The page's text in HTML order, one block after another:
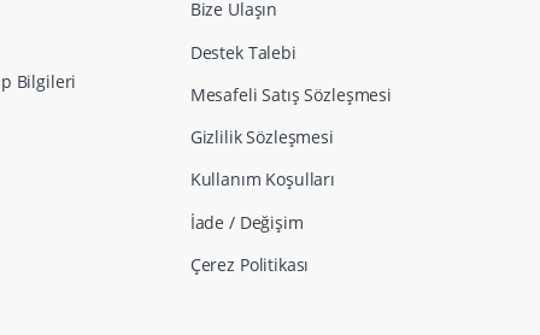
Bilgileri
Bize Ulaşın
Destek Talebi
Mesafeli Satış Sözleşmesi
Gizlilik Sözleşmesi
Kullanım Koşulları
İade / Değişim
Çerez Politikası